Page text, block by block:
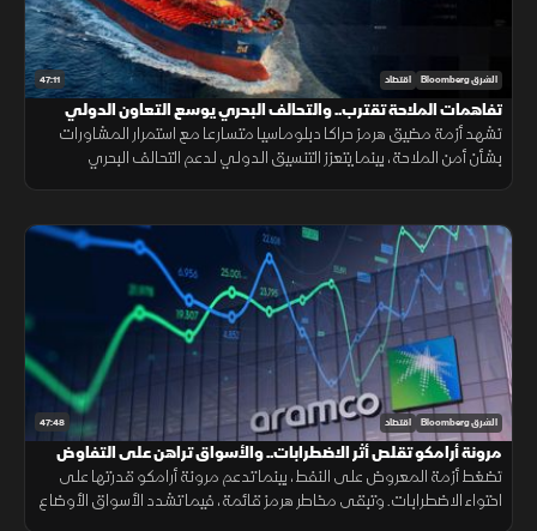
47:11 الشرق Bloomberg اقتصاد
تفاهمات الملاحة تقترب.. والتحالف البحري يوسع التعاون الدولي
تشهد أزمة مضيق هرمز حراكا دبلوماسيا متسارعا مع استمرار المشاورات
بشأن أمن الملاحة، بينما يتعزز التنسيق الدولي لدعم التحالف البحري
47:48 الشرق Bloomberg اقتصاد
مرونة أرامكو تقلص أثر الاضطرابات.. والأسواق تراهن على التفاوض
تضغط أزمة المعروض على النفط، بينما تدعم مرونة أرامكو قدرتها على
احتواء الاضطرابات. وتبقى مخاطر هرمز قائمة، فيما تشدد الأسواق الأوضاع